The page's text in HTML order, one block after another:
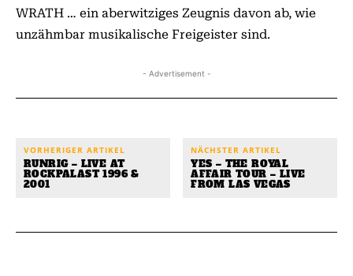
WRATH … ein aberwitziges Zeugnis davon ab, wie
unzähmbar musikalische Freigeister sind.
- Advertisement -
VORHERIGER ARTIKEL
RUNRIG – LIVE AT
ROCKPALAST 1996 &
2001
NÄCHSTER ARTIKEL
YES – THE ROYAL
AFFAIR TOUR – LIVE
FROM LAS VEGAS